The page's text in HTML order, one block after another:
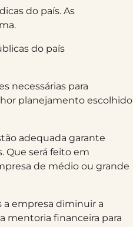
do país. As
do país
necessárias para
planejamento escolhido
adequada garante
Que será feito em
de médio ou grande
a empresa diminuir a
mentoria financeira para